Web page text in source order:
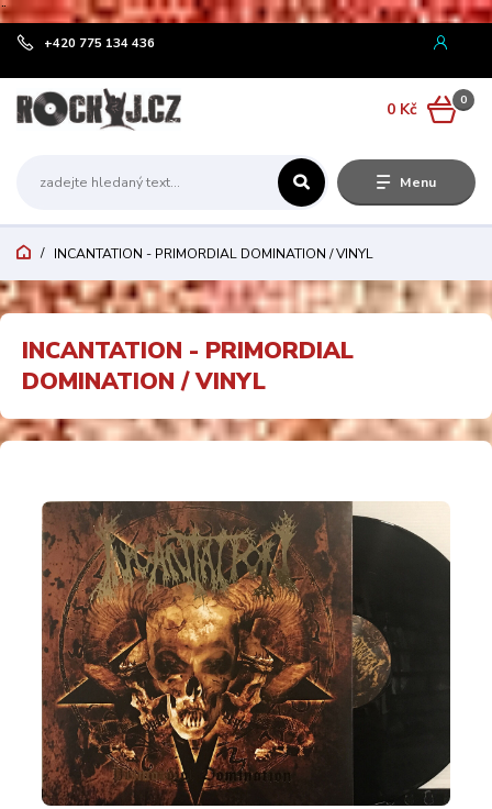
¨
Menu
+420 775 134 436
0
0 Kč
INCANTATION - PRIMORDIAL DOMINATION / VINYL
INCANTATION - PRIMORDIAL
DOMINATION / VINYL